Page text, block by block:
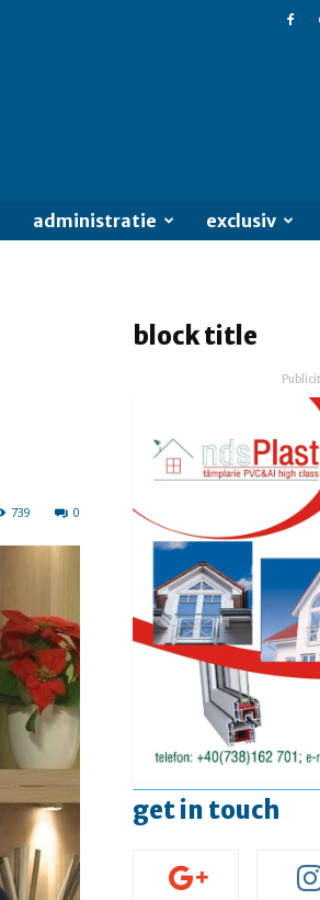
administratie exclusiv
0
739
block title
get in touch